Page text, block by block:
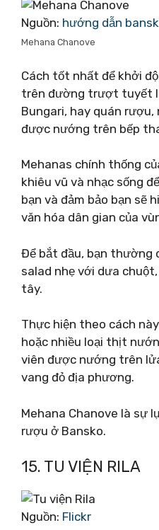
Nguồn: hướng dẫn
Mehana Chanove
Cách tốt nhất để khởi
trên đường trượt tuyết
Bungari, hay quán
được nướng trên bếp
Mehanas chính thống
khiêu vũ và nhạc sống
bạn và đảm bảo bạn sẽ
văn hóa dân gian của
Để bắt đầu, bạn thường
salad nhẹ với dưa
tây.
Thực hiện theo cách
hoặc nhiều loại thịt
viên được nướng trên
vang đỏ địa phương.
Mehana Chanove là sự
rượu ở Bansko.
15. TU VIỆN RILA
Nguồn: Flickr